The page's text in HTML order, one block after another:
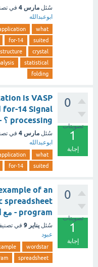
سُئل مارس 4 في
ابوعبدالله
what
suited
for-14
crystal
structure
statistical
folding
0
تصويتات
1
إجابة
is VASP
for-14 Signal
processing ؟ - مع الشرح
سُئل مارس 4 في
ابوعبدالله
what
suited
for-14
0
تصويتات
1
إجابة
of an
spreadsheet
program - مع الشرح
سُئل يناير 9 في
عبود
wordstar
spreadsheet